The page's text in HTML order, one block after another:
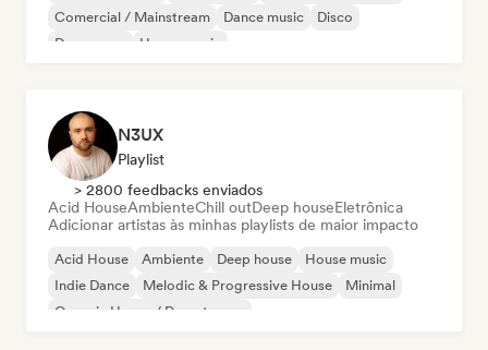
Comercial / Mainstream
Dance music
Disco
Dream pop
House music
N3UX
Playlist
> 2800 feedbacks enviados
Acid HouseAmbienteChill outDeep houseEletrônica
Adicionar artistas às minhas playlists de maior impacto
Acid House Ambiente Deep house
House music
Indie Dance
Melodic & Progressive House
Minimal
Organic House / Downtempo